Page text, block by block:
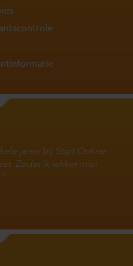
jaren bij Stipt Online
Zodat ik lekker mijn